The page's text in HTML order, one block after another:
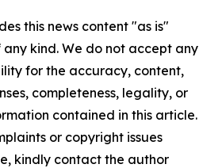
this news content "as is"
kind. We do not accept any
for the accuracy, content,
completeness, legality, or
contained in this article.
or copyright issues
kindly contact the author